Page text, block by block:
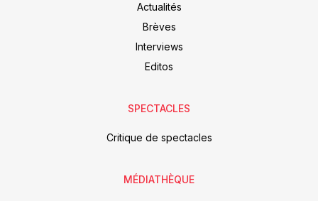
Actualités
Brèves
Interviews
Editos
SPECTACLES
Critique de spectacles
MÉDIATHÈQUE